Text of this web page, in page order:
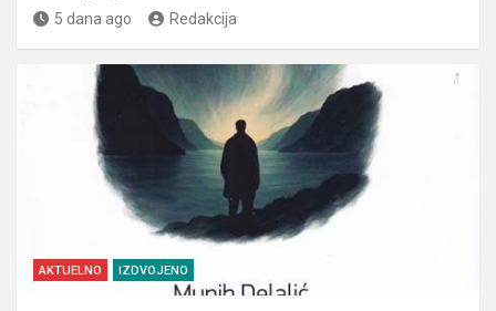
5 dana ago Redakcija
AKTUELNO IZDVOJENO